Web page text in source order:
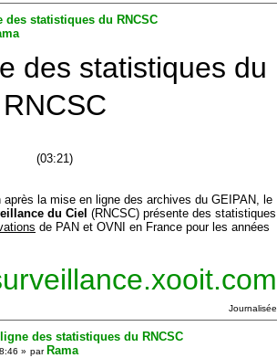
des statistiques du RNCSC
des statistiques du
RNCSC
(03:21)
la mise en ligne des archives du GEIPAN, le
du Ciel (RNCSC) présente des statistiques
de PAN et OVNI en France pour les années
Journalisée
des statistiques du RNCSC
» par Rama